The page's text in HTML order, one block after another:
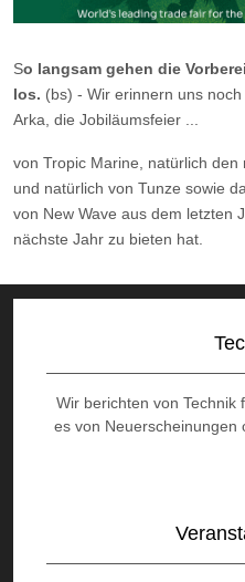
So langsam gehen die
los. (bs) - Wir erinnern uns
Arka, die Jobiläumsfeier ...
von Tropic Marine, natürlich
und natürlich von Tunze sowie
von New Wave aus dem letzten
nächste Jahr zu bieten hat.
Wir berichten von Technik
es von Neuerscheinungen